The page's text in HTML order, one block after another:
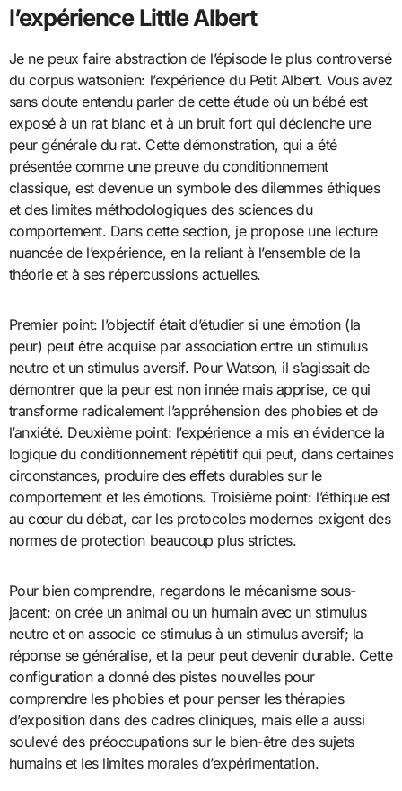
l’expérience Little Albert
Je ne peux faire abstraction de l’épisode le plus controversé
du corpus watsonien: l’expérience du Petit Albert. Vous avez
sans doute entendu parler de cette étude où un bébé est
exposé à un rat blanc et à un bruit fort qui déclenche une
peur générale du rat. Cette démonstration, qui a été
présentée comme une preuve du conditionnement
classique, est devenue un symbole des dilemmes éthiques
et des limites méthodologiques des sciences du
comportement. Dans cette section, je propose une lecture
nuancée de l’expérience, en la reliant à l’ensemble de la
théorie et à ses répercussions actuelles.
Premier point: l’objectif était d’étudier si une émotion (la
peur) peut être acquise par association entre un stimulus
neutre et un stimulus aversif. Pour Watson, il s’agissait de
démontrer que la peur est non innée mais apprise, ce qui
transforme radicalement l’appréhension des phobies et de
l’anxiété. Deuxième point: l’expérience a mis en évidence la
logique du conditionnement répétitif qui peut, dans certaines
circonstances, produire des effets durables sur le
comportement et les émotions. Troisième point: l’éthique est
au cœur du débat, car les protocoles modernes exigent des
normes de protection beaucoup plus strictes.
Pour bien comprendre, regardons le mécanisme sous-
jacent: on crée un animal ou un humain avec un stimulus
neutre et on associe ce stimulus à un stimulus aversif; la
réponse se généralise, et la peur peut devenir durable. Cette
configuration a donné des pistes nouvelles pour
comprendre les phobies et pour penser les thérapies
d’exposition dans des cadres cliniques, mais elle a aussi
soulevé des préoccupations sur le bien-être des sujets
humains et les limites morales d’expérimentation.